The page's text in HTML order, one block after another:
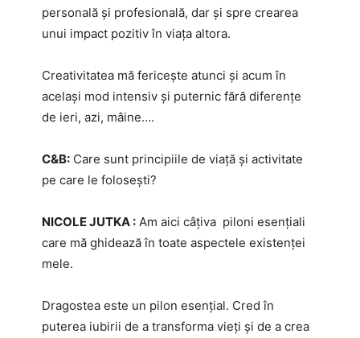
personală și profesională, dar și spre crearea
unui impact pozitiv în viața altora.
Creativitatea mă fericește atunci și acum în
același mod intensiv și puternic fără diferențe
de ieri, azi, mâine….
C&B: Care sunt principiile de viață și activitate
pe care le folosești?
NICOLE JUTKA : Am aici câțiva piloni esențiali
care mă ghidează în toate aspectele existenței
mele.
Dragostea este un pilon esențial. Cred în
puterea iubirii de a transforma vieți și de a crea